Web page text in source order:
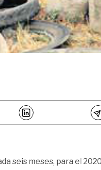
seis meses, para el